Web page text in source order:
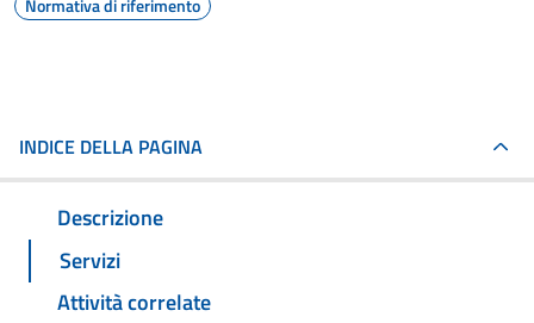
Normativa di riferimento
INDICE DELLA PAGINA
Descrizione
Servizi
Attività correlate